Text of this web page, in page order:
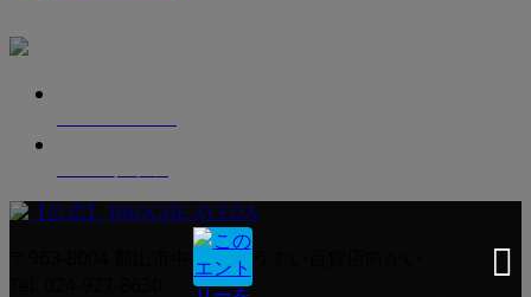
〒963-8004 郡山市中町5-18 うすい百貨店向かい